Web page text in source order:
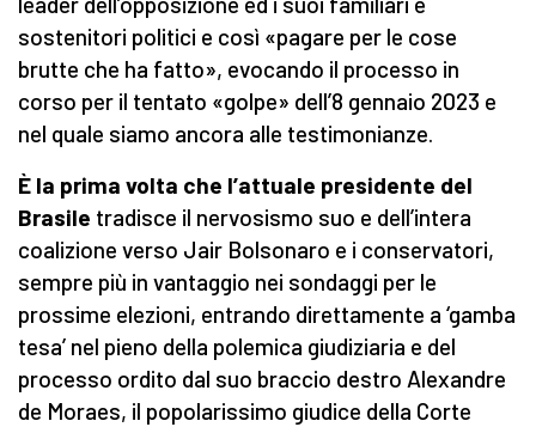
sostenitori politici e così «pagare per le cose
brutte che ha fatto», evocando il processo in
corso per il tentato «golpe» dell’8 gennaio 2023 e
nel quale siamo ancora alle testimonianze.
È la prima volta che l’attuale presidente del
Brasile tradisce il nervosismo suo e dell’intera
coalizione verso Jair Bolsonaro e i conservatori,
sempre più in vantaggio nei sondaggi per le
prossime elezioni, entrando direttamente a ‘gamba
tesa’ nel pieno della polemica giudiziaria e del
processo ordito dal suo braccio destro Alexandre
de Moraes, il popolarissimo giudice della Corte